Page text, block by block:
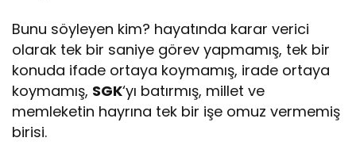
Bunu söyleyen kim? hayatında karar verici
olarak tek bir saniye görev yapmamış, tek bir
konuda ifade ortaya koymamış, irade ortaya
koymamış, SGK‘yı batırmış, millet ve
memleketin hayrına tek bir işe omuz vermemiş
birisi.